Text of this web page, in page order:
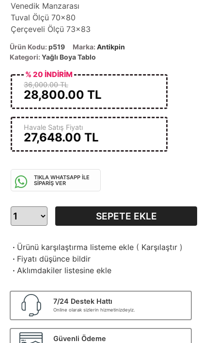
Venedik Manzarası
Tuval Ölçü 70x80
Çerçeveli Ölçü 73x83
Ürün Kodu: p519 Marka: Antikpin
Kategori: Yağlı Boya Tablo
36,000.00 TL
28,800.00 TL
% 20 İNDİRİM
Havale Satış Fiyatı
27,648.00 TL
TIKLA WHATSAPP İLE
SİPARİŞ VER
SEPETE EKLE
· Ürünü karşılaştırma listeme ekle ( Karşılaştır )
· Fiyatı düşünce bildir
· Aklımdakiler listesine ekle
7/24 Destek Hattı
Online olarak sizlerin hizmetinizdeyiz.
Güvenli Ödeme